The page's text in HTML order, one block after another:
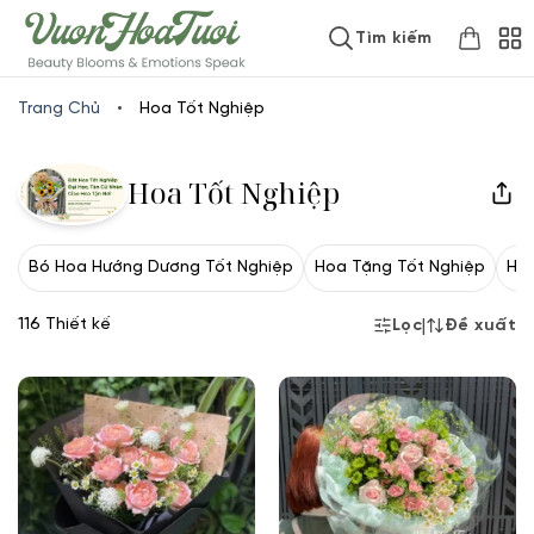
www.vuonhoatuoi.vnSkip
to
content
Tìm kiếm
Trang Chủ • Hoa Tốt Nghiệp
Hoa Tốt Nghiệp
Bó Hoa Hướng Dương Tốt Nghiệp Hoa Tặng Tốt Nghiệp
116 Thiết kế Lọc Đề xuất